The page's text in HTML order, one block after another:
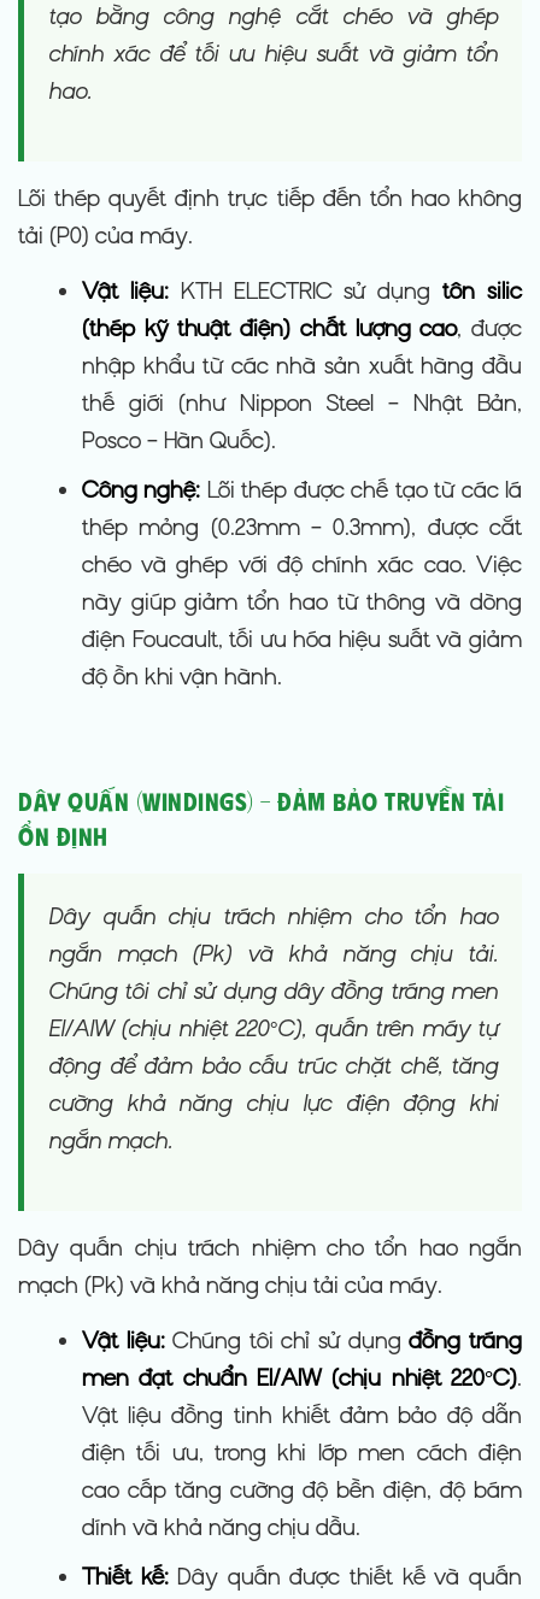
tạo bằng công nghệ cắt chéo và ghép
chính xác để tối ưu hiệu suất và giảm tổn
hao.
Lõi thép quyết định trực tiếp đến tổn hao không
tải (P0) của máy.
Vật liệu:KTH ELECTRIC sử dụngtôn silic
(thép kỹ thuật điện) chất lượng cao, được
nhập khẩu từ các nhà sản xuất hàng đầu
thế giới (như Nippon Steel – Nhật Bản,
Posco – Hàn Quốc).
Công nghệ: Lõi thép được chế tạo từ các lá
thép mỏng (0.23mm – 0.3mm), được cắt
chéo và ghép với độ chính xác cao. Việc
này giúp giảm tổn hao từ thông và dòng
điện Foucault, tối ưu hóa hiệu suất và giảm
độ ồn khi vận hành.
Dây quấn (Windings) – Đảm bảo Truyền tải
Ổn định
Dây quấn chịu trách nhiệm cho tổn hao
ngắn mạch (Pk) và khả năng chịu tải.
Chúng tôi chỉ sử dụng dây đồng tráng men
EI/AIW (chịu nhiệt 220°C), quấn trên máy tự
động để đảm bảo cấu trúc chặt chẽ, tăng
cường khả năng chịu lực điện động khi
ngắn mạch.
Dây quấn chịu trách nhiệm cho tổn hao ngắn
mạch (Pk) và khả năng chịu tải của máy.
Vật liệu:Chúng tôi chỉ sử dụngđồng tráng
men đạt chuẩn EI/AIW (chịu nhiệt 220°C).
Vật liệu đồng tinh khiết đảm bảo độ dẫn
điện tối ưu, trong khi lớp men cách điện
cao cấp tăng cường độ bền điện, độ bám
dính và khả năng chịu dầu.
Thiết kế:Dây quấn được thiết kế và quấn